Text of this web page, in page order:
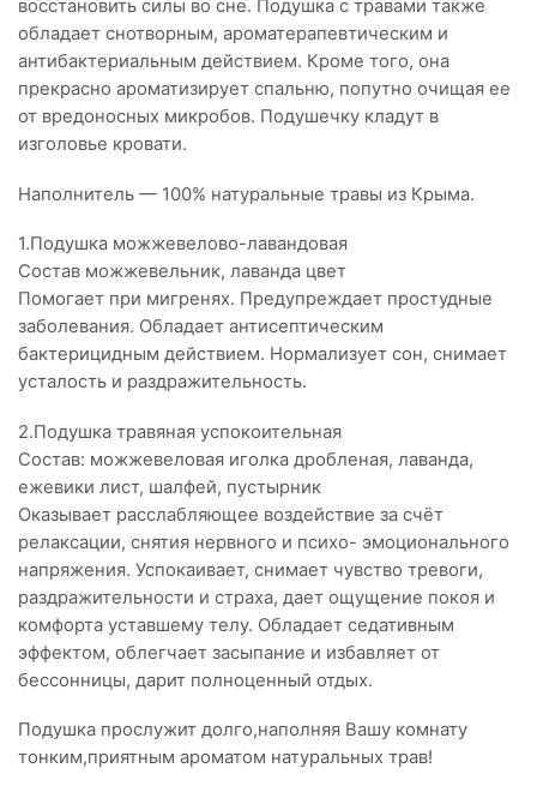
восстановить силы во сне. Подушка с травами также
обладает снотворным, ароматерапевтическим и
антибактериальным действием. Кроме того, она
прекрасно ароматизирует спальню, попутно очищая ее
от вредоносных микробов. Подушечку кладут в
изголовье кровати.
Наполнитель — 100% натуральные травы из Крыма.
1.Подушка можжевелово-лавандовая
Состав можжевельник, лаванда цвет
Помогает при мигренях. Предупреждает простудные
заболевания. Обладает антисептическим
бактерицидным действием. Нормализует сон, снимает
усталость и раздражительность.
2.Подушка травяная успокоительная
Состав: можжевеловая иголка дробленая, лаванда,
ежевики лист, шалфей, пустырник
Оказывает расслабляющее воздействие за счёт
релаксации, снятия нервного и психо- эмоционального
напряжения. Успокаивает, снимает чувство тревоги,
раздражительности и страха, дает ощущение покоя и
комфорта уставшему телу. Обладает седативным
эффектом, облегчает засыпание и избавляет от
бессонницы, дарит полноценный отдых.
Подушка прослужит долго,наполняя Вашу комнату
тонким,приятным ароматом натуральных трав!